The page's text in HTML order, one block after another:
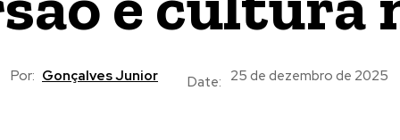
Por: Gonçalves Junior Date: 25 de dezembro de 2025